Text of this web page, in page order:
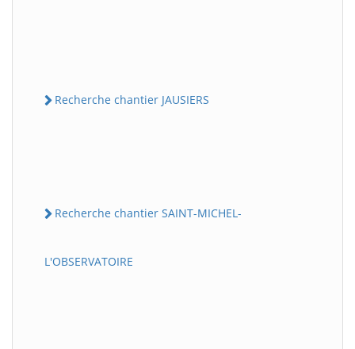
Recherche chantier JAUSIERS
Recherche chantier SAINT-MICHEL-
L'OBSERVATOIRE